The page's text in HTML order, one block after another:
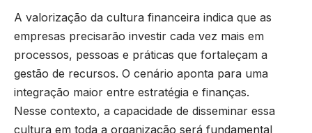
A valorização da cultura financeira indica que as
empresas precisarão investir cada vez mais em
processos, pessoas e práticas que fortaleçam a
gestão de recursos. O cenário aponta para uma
integração maior entre estratégia e finanças.
Nesse contexto, a capacidade de disseminar essa
cultura em toda a organização será fundamental